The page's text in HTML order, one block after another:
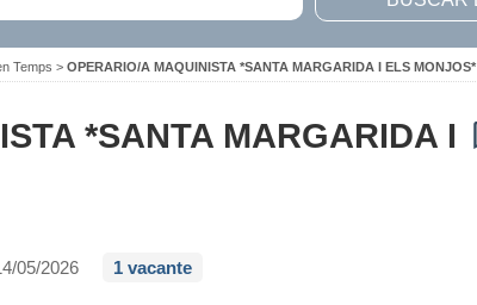
Temps > OPERARIO/A MAQUINISTA *SANTA MARGARIDA I ELS MONJOS*
*SANTA MARGARIDA I
05/2026 1 vacante